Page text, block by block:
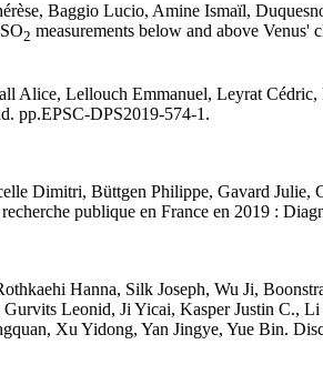
, Baggio Lucio, Amine Ismaïl,
2 measurements below and above Venus'
Alice, Lellouch Emmanuel, Leyrat Cédric,
pp.EPSC-DPS2019-574-1 .
Dimitri, Büttgen Philippe, Gavard Julie,
publique en France en 2019 :
Hanna, Silk Joseph, Wu Ji,
Gurvits Leonid, Ji Yicai, Kasper Justin C., Li
, Xu Yidong, Yan Jingye, Yue Bin.